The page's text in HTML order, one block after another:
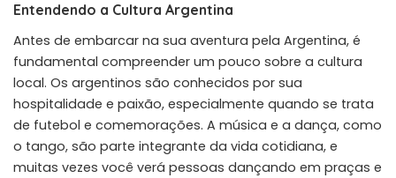
Entendendo a Cultura Argentina
Antes de embarcar na sua aventura pela Argentina, é
fundamental compreender um pouco sobre a cultura
local. Os argentinos são conhecidos por sua
hospitalidade e paixão, especialmente quando se trata
de futebol e comemorações. A música e a dança, como
o tango, são parte integrante da vida cotidiana, e
muitas vezes você verá pessoas dançando em praças e